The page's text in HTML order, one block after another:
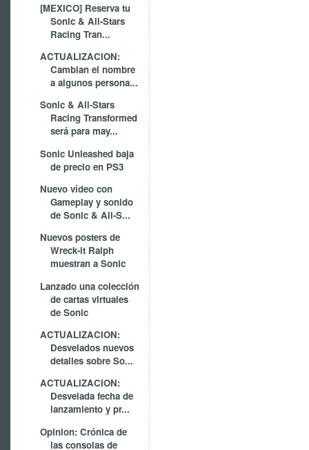
[MEXICO] Reserva tu
Sonic & All-Stars
Racing Tran...
ACTUALIZACION:
Cambian el nombre
a algunos persona...
Sonic & All-Stars
Racing Transformed
será para may...
Sonic Unleashed baja
de precio en PS3
Nuevo vídeo con
Gameplay y sonido
de Sonic & All-S...
Nuevos posters de
Wreck-it Ralph
muestran a Sonic
Lanzado una colección
de cartas virtuales
de Sonic
ACTUALIZACION:
Desvelados nuevos
detalles sobre So...
ACTUALIZACION:
Desvelada fecha de
lanzamiento y pr...
Opinion: Crónica de
las consolas de